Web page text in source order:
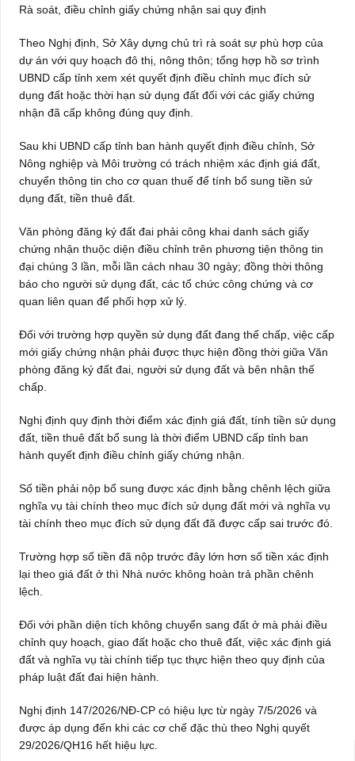
Rà soát, điều chỉnh giấy chứng nhận sai quy định
Theo Nghị định, Sở Xây dựng chủ trì rà soát sự phù hợp của
dự án với quy hoạch đô thị, nông thôn; tổng hợp hồ sơ trình
UBND cấp tỉnh xem xét quyết định điều chỉnh mục đích sử
dụng đất hoặc thời hạn sử dụng đất đối với các giấy chứng
nhận đã cấp không đúng quy định.
Sau khi UBND cấp tỉnh ban hành quyết định điều chỉnh, Sở
Nông nghiệp và Môi trường có trách nhiệm xác định giá đất,
chuyển thông tin cho cơ quan thuế để tính bổ sung tiền sử
dụng đất, tiền thuê đất.
Văn phòng đăng ký đất đai phải công khai danh sách giấy
chứng nhận thuộc diện điều chỉnh trên phương tiện thông tin
đại chúng 3 lần, mỗi lần cách nhau 30 ngày; đồng thời thông
báo cho người sử dụng đất, các tổ chức công chứng và cơ
quan liên quan để phối hợp xử lý.
Đối với trường hợp quyền sử dụng đất đang thế chấp, việc cấp
mới giấy chứng nhận phải được thực hiện đồng thời giữa Văn
phòng đăng ký đất đai, người sử dụng đất và bên nhận thế
chấp.
Nghị định quy định thời điểm xác định giá đất, tính tiền sử dụng
đất, tiền thuê đất bổ sung là thời điểm UBND cấp tỉnh ban
hành quyết định điều chỉnh giấy chứng nhận.
Số tiền phải nộp bổ sung được xác định bằng chênh lệch giữa
nghĩa vụ tài chính theo mục đích sử dụng đất mới và nghĩa vụ
tài chính theo mục đích sử dụng đất đã được cấp sai trước đó.
Trường hợp số tiền đã nộp trước đây lớn hơn số tiền xác định
lại theo giá đất ở thì Nhà nước không hoàn trả phần chênh
lệch.
Đối với phần diện tích không chuyển sang đất ở mà phải điều
chỉnh quy hoạch, giao đất hoặc cho thuê đất, việc xác định giá
đất và nghĩa vụ tài chính tiếp tục thực hiện theo quy định của
pháp luật đất đai hiện hành.
Nghị định 147/2026/NĐ-CP có hiệu lực từ ngày 7/5/2026 và
được áp dụng đến khi các cơ chế đặc thù theo Nghị quyết
29/2026/QH16 hết hiệu lực.